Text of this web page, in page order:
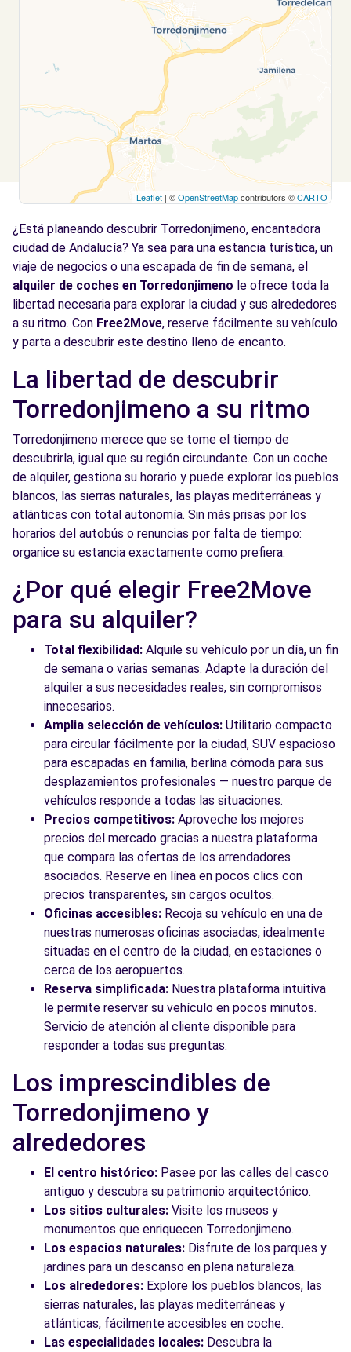
Leaflet | ©OpenStreetMapcontributors ©CARTO
¿Está planeando descubrir Torredonjimeno, encantadora
ciudad de Andalucía? Ya sea para una estancia turística, un
viaje de negocios o una escapada de fin de semana, el
alquiler de coches en Torredonjimeno le ofrece toda la
libertad necesaria para explorar la ciudad y sus alrededores
a su ritmo. Con Free2Move, reserve fácilmente su vehículo
y parta a descubrir este destino lleno de encanto.
La libertad de descubrir
Torredonjimeno a su ritmo
Torredonjimeno merece que se tome el tiempo de
descubrirla, igual que su región circundante. Con un coche
de alquiler, gestiona su horario y puede explorar los pueblos
blancos, las sierras naturales, las playas mediterráneas y
atlánticas con total autonomía. Sin más prisas por los
horarios del autobús o renuncias por falta de tiempo:
organice su estancia exactamente como prefiera.
¿Por qué elegir Free2Move
para su alquiler?
Total flexibilidad: Alquile su vehículo por un día, un fin
de semana o varias semanas. Adapte la duración del
alquiler a sus necesidades reales, sin compromisos
innecesarios.
Amplia selección de vehículos: Utilitario compacto
para circular fácilmente por la ciudad, SUV espacioso
para escapadas en familia, berlina cómoda para sus
desplazamientos profesionales — nuestro parque de
vehículos responde a todas las situaciones.
Precios competitivos: Aproveche los mejores
precios del mercado gracias a nuestra plataforma
que compara las ofertas de los arrendadores
asociados. Reserve en línea en pocos clics con
precios transparentes, sin cargos ocultos.
Oficinas accesibles: Recoja su vehículo en una de
nuestras numerosas oficinas asociadas, idealmente
situadas en el centro de la ciudad, en estaciones o
cerca de los aeropuertos.
Reserva simplificada: Nuestra plataforma intuitiva
le permite reservar su vehículo en pocos minutos.
Servicio de atención al cliente disponible para
responder a todas sus preguntas.
Los imprescindibles de
Torredonjimeno y
alrededores
El centro histórico: Pasee por las calles del casco
antiguo y descubra su patrimonio arquitectónico.
Los sitios culturales: Visite los museos y
monumentos que enriquecen Torredonjimeno.
Los espacios naturales: Disfrute de los parques y
jardines para un descanso en plena naturaleza.
Los alrededores: Explore los pueblos blancos, las
sierras naturales, las playas mediterráneas y
atlánticas, fácilmente accesibles en coche.
Las especialidades locales: Descubra la